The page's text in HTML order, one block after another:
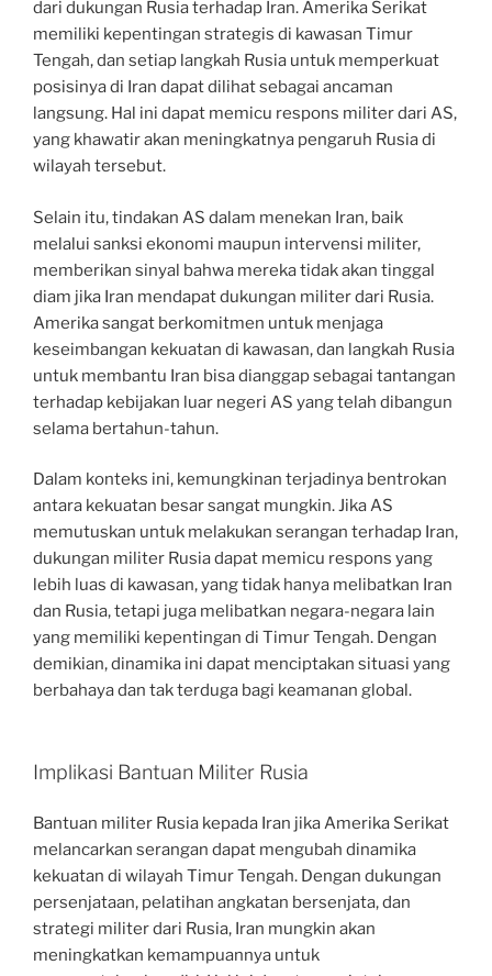
dari dukungan Rusia terhadap Iran. Amerika Serikat
memiliki kepentingan strategis di kawasan Timur
Tengah, dan setiap langkah Rusia untuk memperkuat
posisinya di Iran dapat dilihat sebagai ancaman
langsung. Hal ini dapat memicu respons militer dari AS,
yang khawatir akan meningkatnya pengaruh Rusia di
wilayah tersebut.
Selain itu, tindakan AS dalam menekan Iran, baik
melalui sanksi ekonomi maupun intervensi militer,
memberikan sinyal bahwa mereka tidak akan tinggal
diam jika Iran mendapat dukungan militer dari Rusia.
Amerika sangat berkomitmen untuk menjaga
keseimbangan kekuatan di kawasan, dan langkah Rusia
untuk membantu Iran bisa dianggap sebagai tantangan
terhadap kebijakan luar negeri AS yang telah dibangun
selama bertahun-tahun.
Dalam konteks ini, kemungkinan terjadinya bentrokan
antara kekuatan besar sangat mungkin. Jika AS
memutuskan untuk melakukan serangan terhadap Iran,
dukungan militer Rusia dapat memicu respons yang
lebih luas di kawasan, yang tidak hanya melibatkan Iran
dan Rusia, tetapi juga melibatkan negara-negara lain
yang memiliki kepentingan di Timur Tengah. Dengan
demikian, dinamika ini dapat menciptakan situasi yang
berbahaya dan tak terduga bagi keamanan global.
Implikasi Bantuan Militer Rusia
Bantuan militer Rusia kepada Iran jika Amerika Serikat
melancarkan serangan dapat mengubah dinamika
kekuatan di wilayah Timur Tengah. Dengan dukungan
persenjataan, pelatihan angkatan bersenjata, dan
strategi militer dari Rusia, Iran mungkin akan
meningkatkan kemampuannya untuk